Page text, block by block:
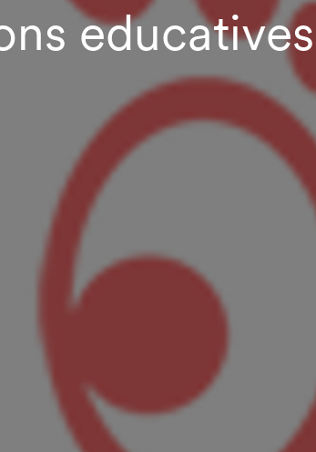
educatives